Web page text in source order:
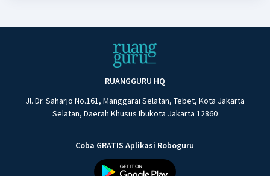
RUANGGURU HQ
Jl. Dr. Saharjo No.161, Manggarai Selatan, Tebet, Kota Jakarta
Selatan, Daerah Khusus Ibukota Jakarta 12860
Coba GRATIS Aplikasi Roboguru